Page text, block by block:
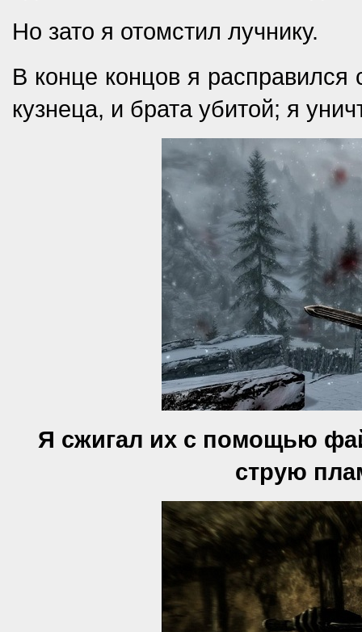
Но зато я отомстил лучнику.
В конце концов я
кузнеца, и брата убитой; я
Я сжигал их с помощью
струю